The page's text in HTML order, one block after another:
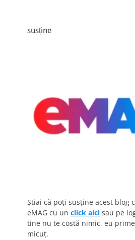
susține
Știai că poți susține acest blog
eMAG cu un click aici sau pe
tine nu te costă nimic, eu
micuț.